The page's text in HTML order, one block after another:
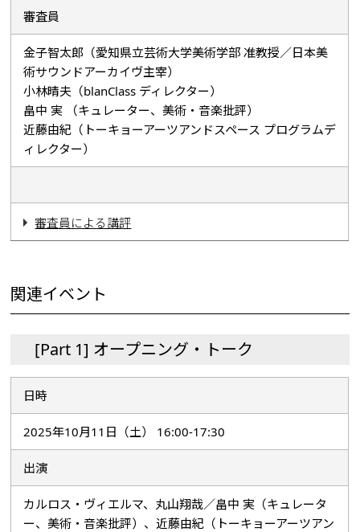
審査員
金子智太郎（愛知県立芸術大学美術学部 准教授／日本美
術サウンドアーカイヴ主宰）
小林晴夫（blanClass ディレクター）
畠中 実 （キュレーター、美術・音楽批評）
近藤由紀（トーキョーアーツアンドスペース プログラムデ
ィレクター）
審査員による講評
関連イベント
[Part 1] オープニング・トーク
日時
2025年10月11日（土） 16:00-17:30
出演
カルロス・ヴィエルマ、丸山翔哉／畠中 実（キュレータ
ー、美術・音楽批評）、近藤由紀（トーキョーアーツアン